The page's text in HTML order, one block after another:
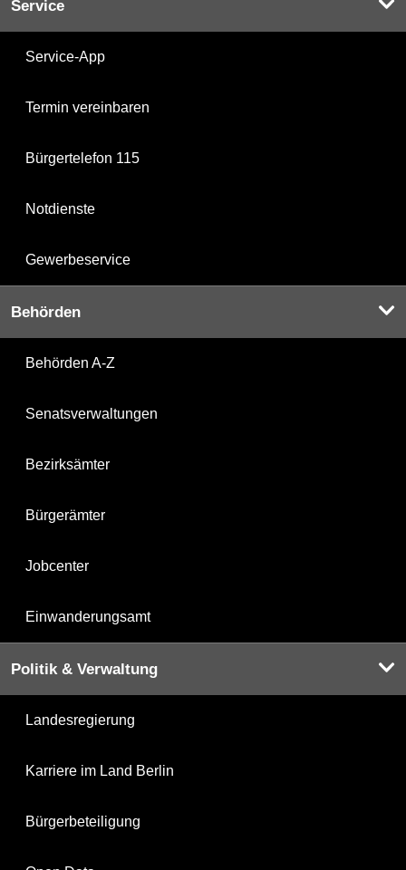
Service
Service-App
Termin vereinbaren
Bürgertelefon 115
Notdienste
Gewerbeservice
Behörden
Behörden A-Z
Senatsverwaltungen
Bezirksämter
Bürgerämter
Jobcenter
Einwanderungsamt
Politik & Verwaltung
Landesregierung
Karriere im Land Berlin
Bürgerbeteiligung